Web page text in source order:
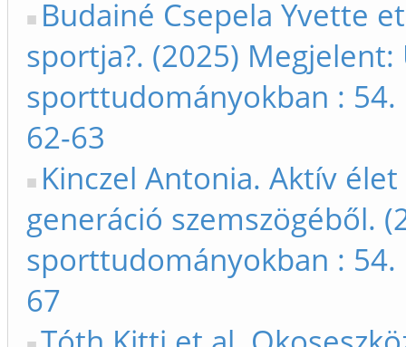
Budainé Csepela Yvette
sportja?. (2025)
sporttudományokban :
62-63
Kinczel Antonia. Aktív
generáció szemszögéből.
sporttudományokban :
67